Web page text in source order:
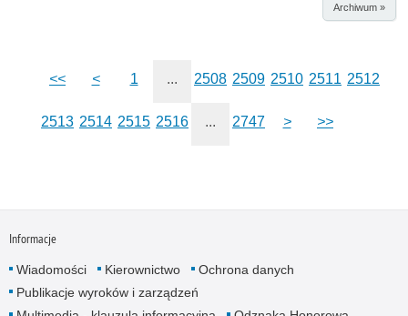
Archiwum »
<< < 1 ... 2508 2509 2510 2511 2512
2513 2514 2515 2516 ... 2747 > >>
Informacje
Wiadomości Kierownictwo
Ochrona danych
Publikacje wyroków i zarządzeń